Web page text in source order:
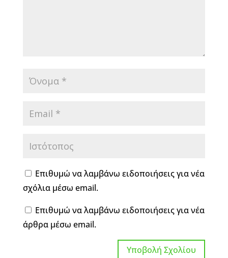
Επιθυμώ να λαμβάνω ειδοποιήσεις για νέα
σχόλια μέσω email.
Επιθυμώ να λαμβάνω ειδοποιήσεις για νέα
άρθρα μέσω email.